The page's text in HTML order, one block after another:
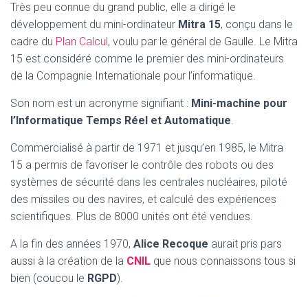
Très peu connue du grand public, elle a dirigé le
développement du mini-ordinateur Mitra 15, conçu dans le
cadre du Plan Calcul, voulu par le général de Gaulle. Le Mitra
15 est considéré comme le premier des mini-ordinateurs
de la Compagnie Internationale pour l’informatique.
Son nom est un acronyme signifiant : Mini-machine pour
l’Informatique Temps Réel et Automatique.
Commercialisé à partir de 1971 et jusqu’en 1985, le Mitra
15 a permis de favoriser le contrôle des robots ou des
systèmes de sécurité dans les centrales nucléaires, piloté
des missiles ou des navires, et calculé des expériences
scientifiques. Plus de 8000 unités ont été vendues.
A la fin des années 1970, Alice Recoque aurait pris pars
aussi à la création de la CNIL que nous connaissons tous si
bien (coucou le RGPD).